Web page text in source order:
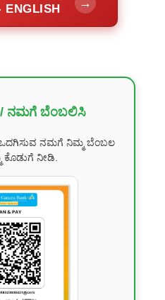
ENGLISH
/ ನಮಗೆ ಬೆಂಬಲಿಸಿ
ನಮಗೆ ನಿಮ್ಮ ಬೆಂಬಲ
ನೀಡಿ.